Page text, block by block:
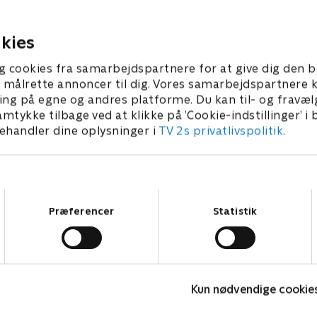
cookies fra samarbejdspartnere for at give dig den
annoncer til dig. Vores samarbejdspartnere
på egne og andres platforme. Du kan til- og
tilbage ved at klikke på ’Cookie-indstillinger’ i
dine oplysninger i TV 2s privatlivspolitik.
Præferencer Statistik
Kun nødvendige
2022 • 47 min